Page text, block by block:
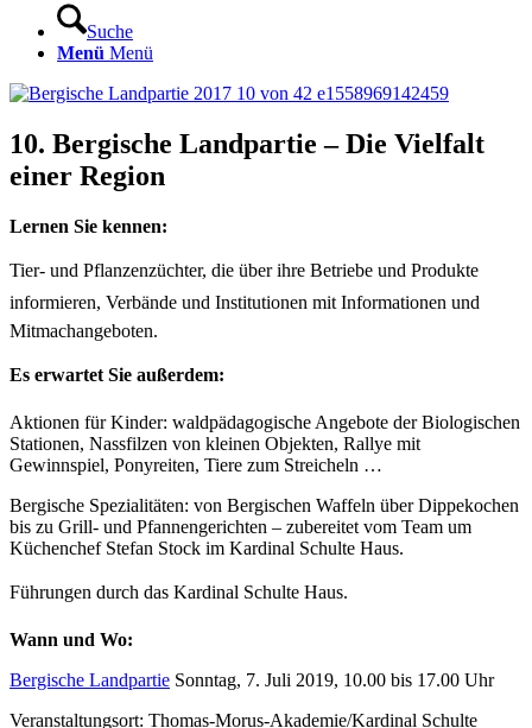
Suche
Menü Menü
10. Bergische Landpartie – Die Vielfalt
einer Region
Lernen Sie kennen:
Tier- und Pflanzenzüchter, die über ihre Betriebe und Produkte
informieren, Verbände und Institutionen mit Informationen und
Mitmachangeboten.
Es erwartet Sie außerdem:
Aktionen für Kinder: waldpädagogische Angebote der Biologischen
Stationen, Nassfilzen von kleinen Objekten, Rallye mit
Gewinnspiel, Ponyreiten, Tiere zum Streicheln …
Bergische Spezialitäten: von Bergischen Waffeln über Dippekochen
bis zu Grill- und Pfannengerichten – zubereitet vom Team um
Küchenchef Stefan Stock im Kardinal Schulte Haus.
Führungen durch das Kardinal Schulte Haus.
Wann und Wo:
Bergische Landpartie Sonntag, 7. Juli 2019, 10.00 bis 17.00 Uhr
Veranstaltungsort: Thomas-Morus-Akademie/Kardinal Schulte